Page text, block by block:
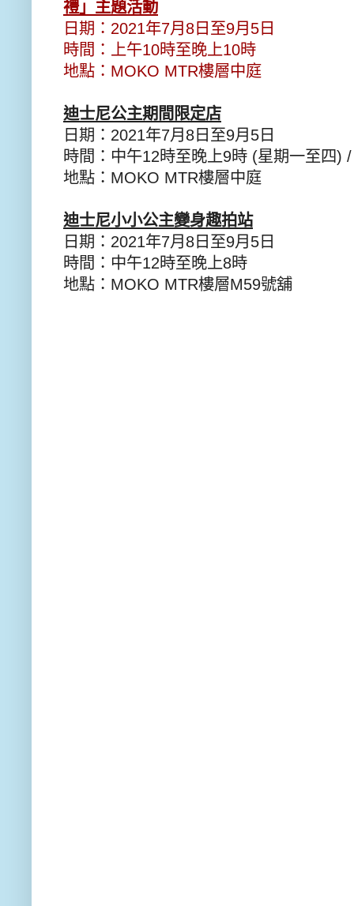
禮」主題活動
日期： 2021年7月 8 日至9月 5 日
時間：上午10時至晚上10時
地點： MOKO MTR樓層中庭
迪士尼公主期間限定店
日期： 2021年7月 8 日至9月 5 日
時間：中午12時至晚上9時 (星期一至四)
地點： MOKO MTR樓層中庭
迪士尼小小公主變身趣拍站
日期： 2021年7月 8 日至9月 5 日
時間：中午12時至晚上8時
地點： MOKO MTR樓層M59號舖